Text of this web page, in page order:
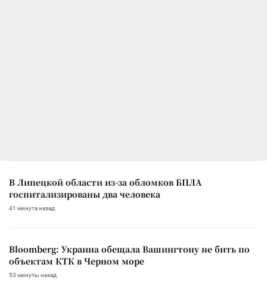
В Липецкой области из-за обломков БПЛА
госпитализированы два человека
41 минута назад
Bloomberg: Украина обещала Вашингтону не бить по
объектам КТК в Черном море
53 минуты назад